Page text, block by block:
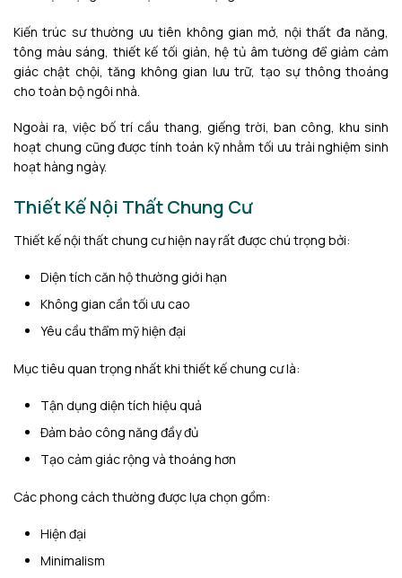
Kiến trúc sư thường ưu tiên không gian mở, nội thất đa năng,
tông màu sáng, thiết kế tối giản, hệ tủ âm tường để giảm cảm
giác chật chội, tăng không gian lưu trữ, tạo sự thông thoáng
cho toàn bộ ngôi nhà.
Ngoài ra, việc bố trí cầu thang, giếng trời, ban công, khu sinh
hoạt chung cũng được tính toán kỹ nhằm tối ưu trải nghiệm sinh
hoạt hàng ngày.
Thiết Kế Nội Thất Chung Cư
Thiết kế nội thất chung cư hiện nay rất được chú trọng bởi:
Diện tích căn hộ thường giới hạn
Không gian cần tối ưu cao
Yêu cầu thẩm mỹ hiện đại
Mục tiêu quan trọng nhất khi thiết kế chung cư là:
Tận dụng diện tích hiệu quả
Đảm bảo công năng đầy đủ
Tạo cảm giác rộng và thoáng hơn
Các phong cách thường được lựa chọn gồm:
Hiện đại
Minimalism